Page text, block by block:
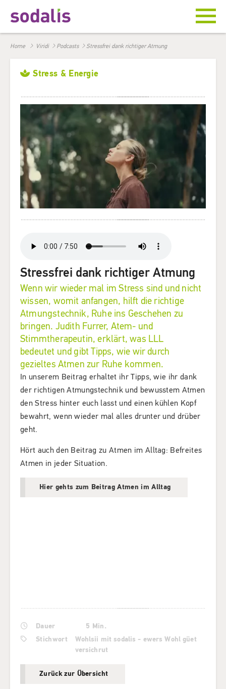
Home Viridi Podcasts Stressfrei dank richtiger Atmung
Stress & Energie
Stressfrei dank richtiger Atmung
Wenn wir wieder mal im Stress sind und nicht
wissen, womit anfangen, hilft die richtige
Atmungstechnik, Ruhe ins Geschehen zu
bringen. Judith Furrer, Atem- und
Stimmtherapeutin, erklärt, was LLL
bedeutet und gibt Tipps, wie wir durch
gezieltes Atmen zur Ruhe kommen.
In unserem Beitrag erhaltet ihr Tipps, wie ihr dank
der richtigen Atmungstechnik und bewusstem Atmen
den Stress hinter euch lasst und einen kühlen Kopf
bewahrt, wenn wieder mal alles drunter und drüber
geht.
Hört auch den Beitrag zu Atmen im Alltag: Befreites
Atmen in jeder Situation.
Hier gehts zum Beitrag Atmen im Alltag
Dauer
5 Min.
Stichwort
Wohlsii mit sodalis - ewers Wohl güet
versichrut
Zurück zur Übersicht